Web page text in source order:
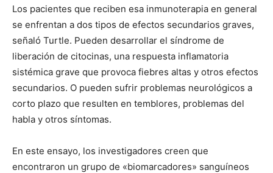
Los pacientes que reciben esa inmunoterapia en general
se enfrentan a dos tipos de efectos secundarios graves,
señaló Turtle. Pueden desarrollar el síndrome de
liberación de citocinas, una respuesta inflamatoria
sistémica grave que provoca fiebres altas y otros efectos
secundarios. O pueden sufrir problemas neurológicos a
corto plazo que resulten en temblores, problemas del
habla y otros síntomas.
En este ensayo, los investigadores creen que
encontraron un grupo de «biomarcadores» sanguíneos